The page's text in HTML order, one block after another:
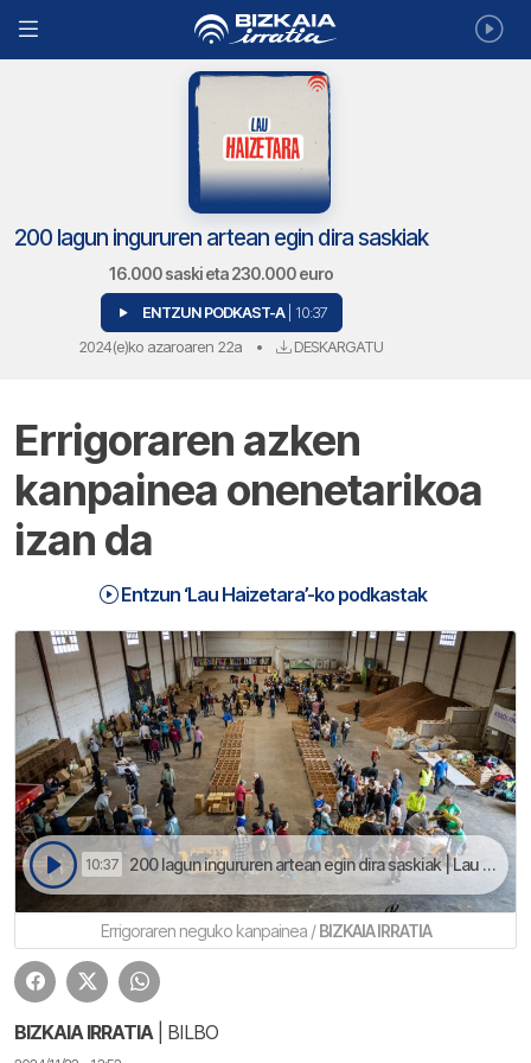
200 lagun ingururen artean egin dira saskiak
16.000 saski eta 230.000 euro
ENTZUN PODKAST-A | 10:37
2024(e)ko azaroaren 22a • DESKARGATU
Errigoraren azken
kanpainea onenetarikoa
izan da
Entzun ‘Lau Haizetara’-ko podkastak
10:37 200 lagun ingururen artean egin dira saskiak | Lau Haizetara
Errigoraren neguko kanpainea /BIZKAIA IRRATIA
BIZKAIA IRRATIA| BILBO